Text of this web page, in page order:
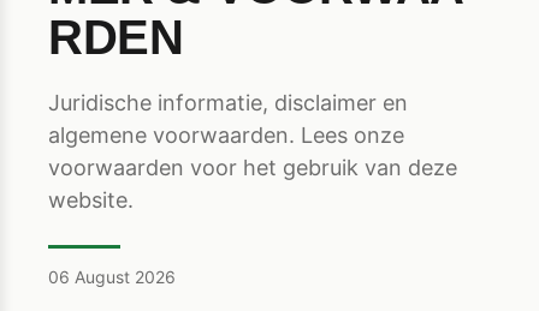
RDEN
Juridische informatie, disclaimer en
algemene voorwaarden. Lees onze
voorwaarden voor het gebruik van deze
website.
06 August 2026